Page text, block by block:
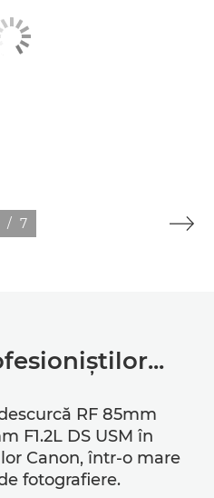
/ 7
RF 85mm
F1.2L DS USM în
Canon, într-o mare
fotografiere.